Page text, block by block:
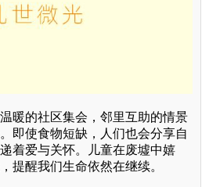
暖的社区集会，邻里互助的情景
即使食物短缺，人们也会分享自
着爱与关怀。儿童在废墟中嬉
提醒我们生命依然在继续。